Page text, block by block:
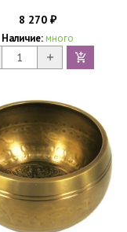
8 270 ₽
Наличие: много